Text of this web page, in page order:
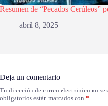
Resumen de “Pecados Cerúleos”
abril 8, 2025
Deja un comentario
Tu dirección de correo electrónico no
obligatorios están marcados con *